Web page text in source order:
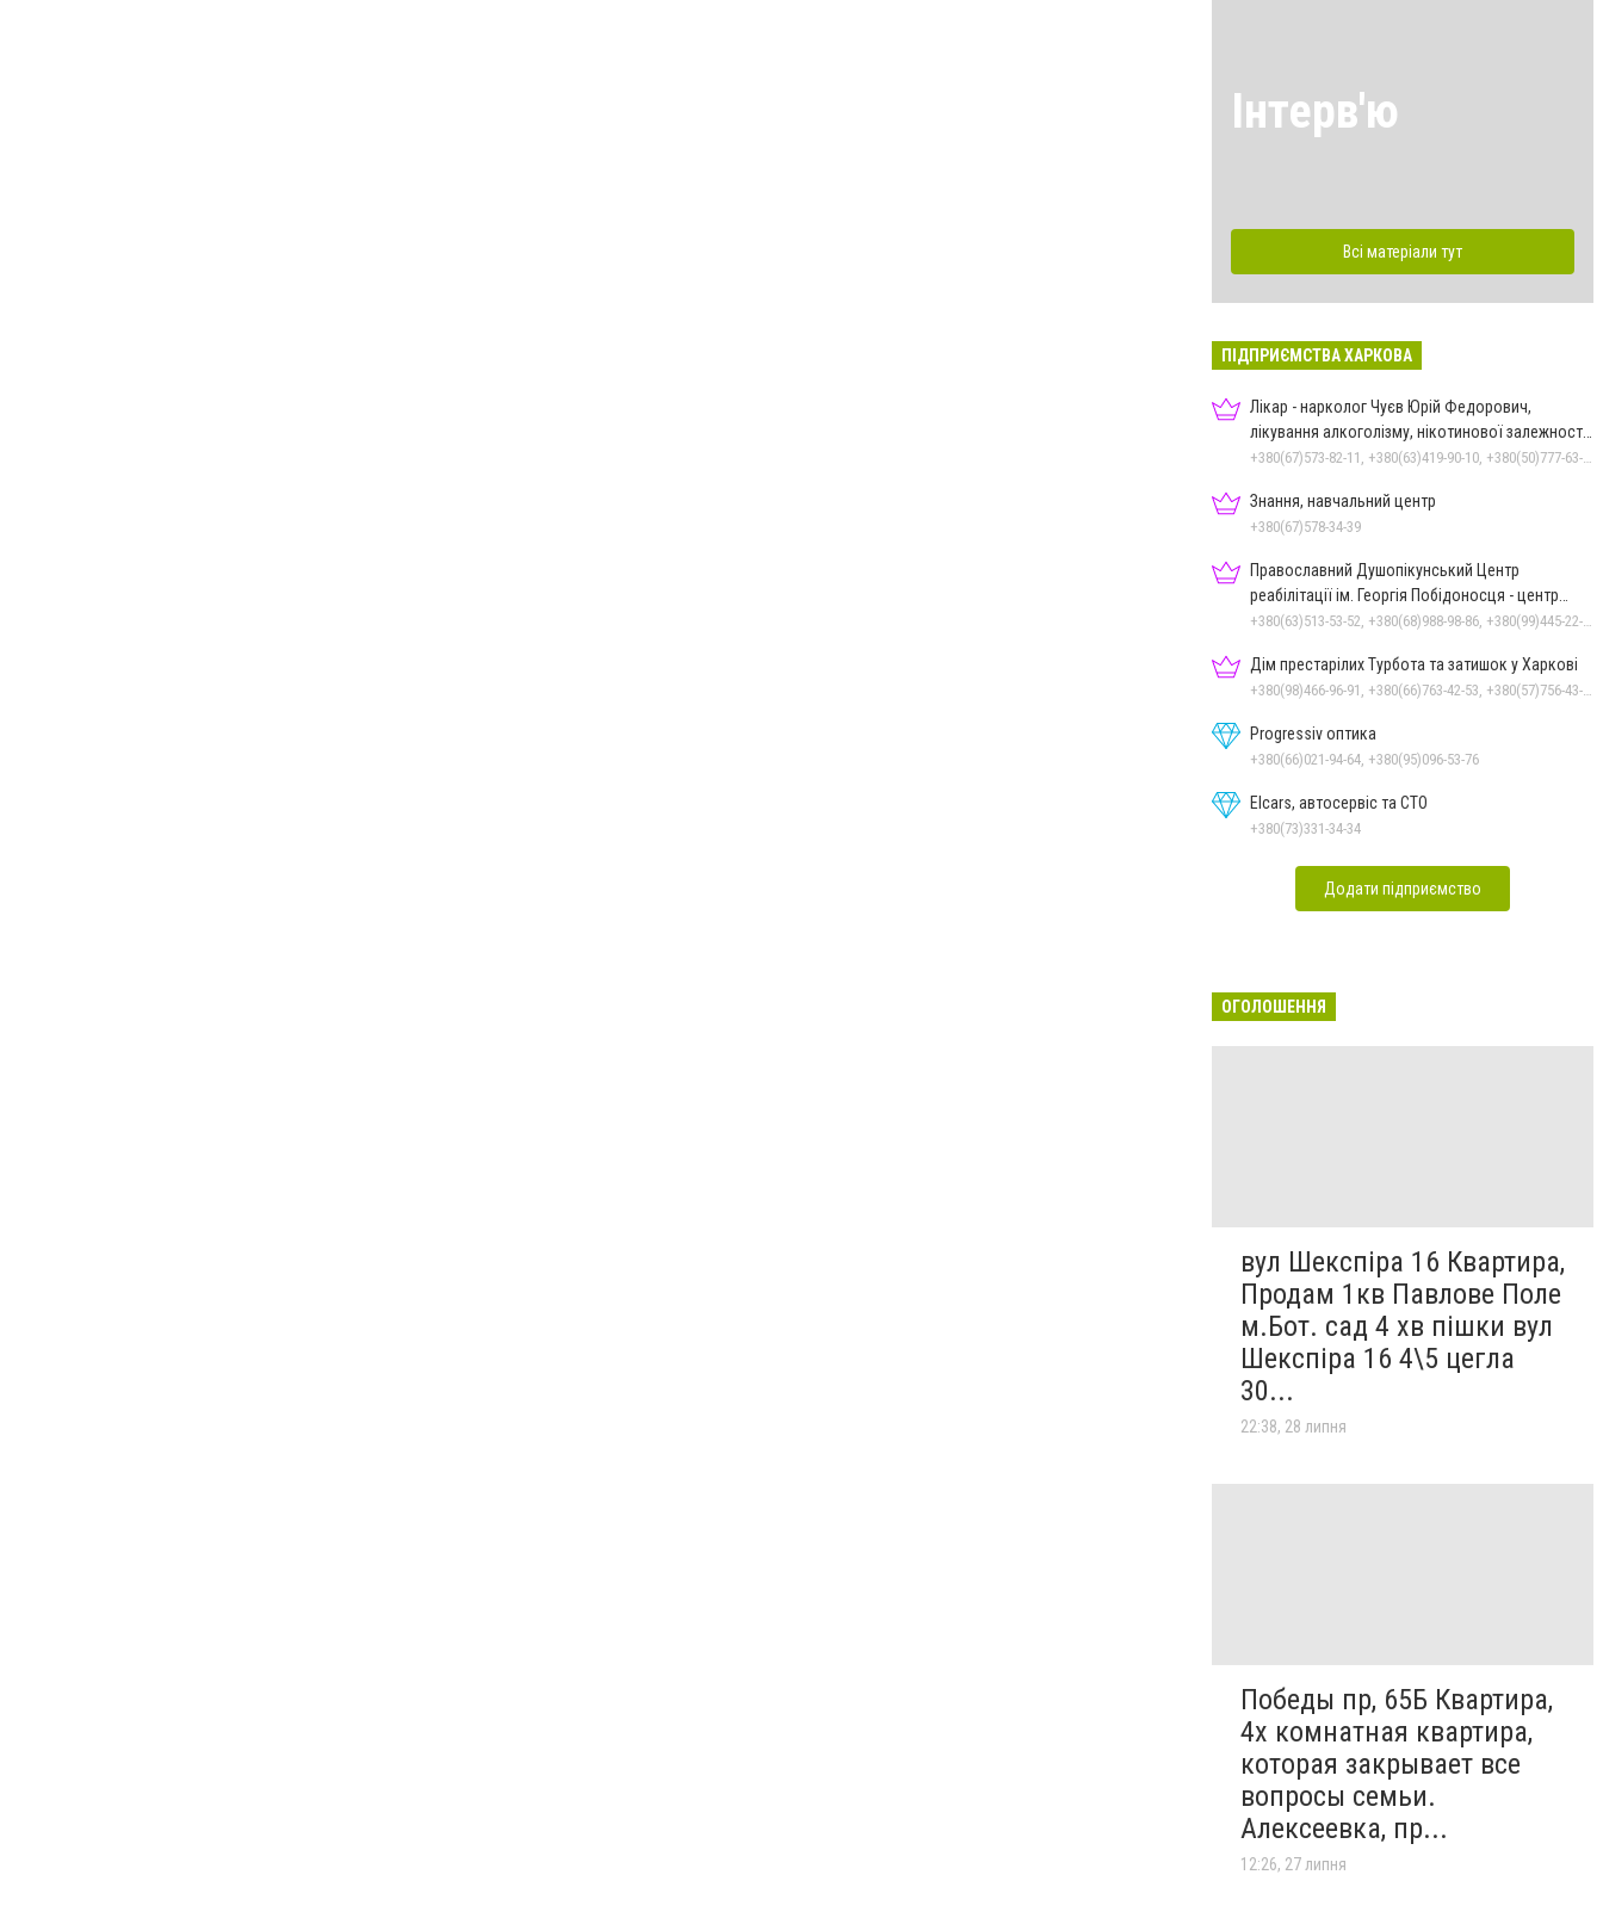
Інтерв'ю
Всі матеріали тут
ПІДПРИЄМСТВА ХАРКОВА
Лікар - нарколог Чуєв Юрій Федорович,
лікування алкоголізму, нікотинової залежності,
ігроманії
Знання, навчальний центр
+380(67)578-34-39
Православний Душопікунський Центр
реабілітації ім. Георгія Побідоносця - центр
лікування
Дім престарілих Турбота та затишок у Харкові
Progressiv оптика
+380(66)021-94-64, +380(95)096-53-76
Elcars, автосервіс та СТО
+380(73)331-34-34
Додати підприємство
ОГОЛОШЕННЯ
вул Шекспіра 16 Квартира,
Продам 1кв Павлове Поле
м.Бот. сад 4 хв пішки вул
Шекспіра 16 4\5 цегла
30...
22:38, 28 липня
Победы пр, 65Б Квартира,
4х комнатная квартира,
которая закрывает все
вопросы семьи.
Алексеевка, пр...
12:26, 27 липня